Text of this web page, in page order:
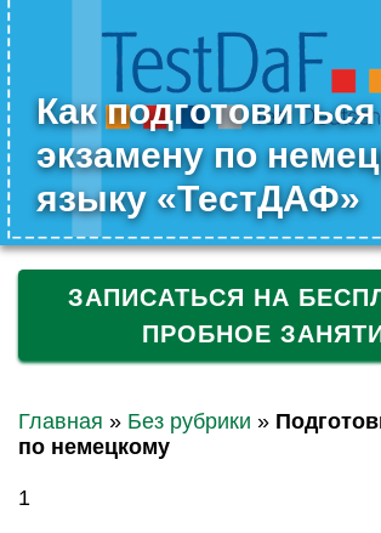
Как подготовиться
экзамену по
языку «ТестДАФ»
ЗАПИСАТЬСЯ НА
ПРОБНОЕ
Главная » Без рубрики »
по немецкому
1